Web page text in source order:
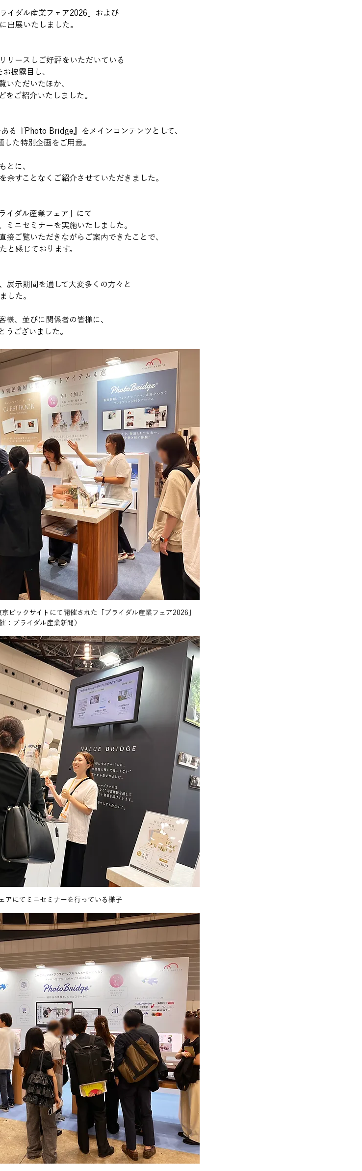
イダル産業フェア2026」および
出展いたしました。
リースしご好評をいただいている
披露目し、
いただいたほか、
をご紹介いたしました。
る『Photo Bridge』をメインコンテンツとして、
した特別企画をご用意。
とに、
余すことなくご紹介させていただきました。
イダル産業フェア」にて
ミニセミナーを実施いたしました。
接ご覧いただきながらご案内できたことで、
と感じております。
展示期間を通して大変多くの方々と
した。
様、並びに関係者の皆様に、
うございました。
ビックサイトにて開催された「ブライダル産業フェア2026」
：ブライダル産業新聞）
アにてミニセミナーを行っている様子